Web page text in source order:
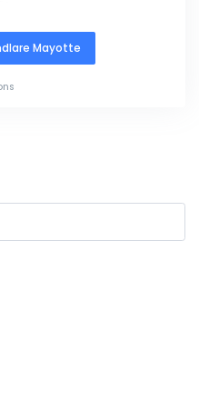
Mayotte